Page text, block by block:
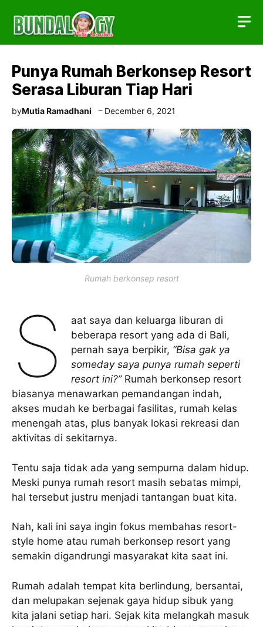
content
Punya Rumah Berkonsep Resort
Serasa Liburan Tiap Hari
byMutia Ramadhani December 6, 2021
Rumah berkonsep resort
S
aat saya dan keluarga liburan di
beberapa resort yang ada di Bali,
pernah saya berpikir, “Bisa gak ya
someday saya punya rumah seperti
resort ini?”Rumah berkonsep resort
biasanya menawarkan pemandangan indah,
akses mudah ke berbagai fasilitas, rumah kelas
menengah atas, plus banyak lokasi rekreasi dan
aktivitas di sekitarnya.
Tentu saja tidak ada yang sempurna dalam hidup.
Meski punya rumah resort masih sebatas mimpi,
hal tersebut justru menjadi tantangan buat kita.
Nah, kali ini saya ingin fokus membahas resort-
style home atau rumah berkonsep resort yang
semakin digandrungi masyarakat kita saat ini.
Rumah adalah tempat kita berlindung, bersantai,
dan melupakan sejenak gaya hidup sibuk yang
kita jalani setiap hari. Sejak kita melangkah masuk